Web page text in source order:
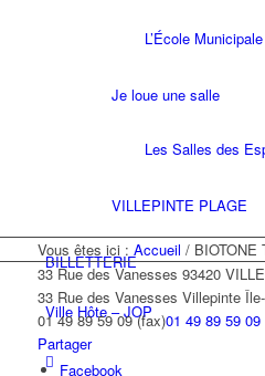
L’École
Je loue une salle
Les Salles des
VILLEPINTE PLAGE
BILLETTERIE
Ville Hôte – JOP
Vous êtes ici : Accueil / BIOTONE
33 Rue des Vanesses 93420
33 Rue des Vanesses Villepinte
01 49 89 59 09 (fax)01 49 89 59 09
Partager
Facebook